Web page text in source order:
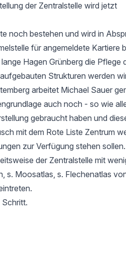
der Zentralstelle wird jetzt
noch bestehen und wird in
für angemeldete Kartiere
Hagen Grünberg die Pflege
Strukturen werden
arbeitet Michael Sauer
auch noch - so wie
gebraucht haben und
mit dem Rote Liste Zentrum
zur Verfügung stehen
der Zentralstelle mit
s. Moosatlas, s. Flechenatlas
Schritt.